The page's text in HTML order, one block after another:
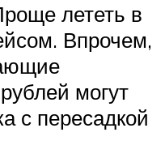
лететь в
Впрочем,
могут
с пересадкой